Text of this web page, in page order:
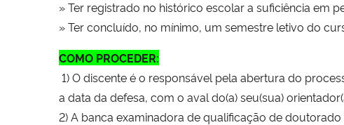
» Ter registrado no histórico escolar a suficiência em
» Ter concluído, no mínimo, um semestre letivo do
COMO PROCEDER:
1) O discente é o responsável pela abertura do
a data da defesa, com o aval do(a) seu(sua)
2) A banca examinadora de qualificação de